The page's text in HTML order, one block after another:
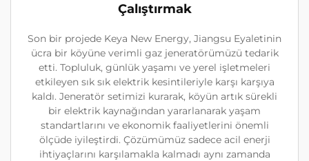
Çalıştırmak
Son bir projede Keya New Energy, Jiangsu Eyaletinin
ücra bir köyüne verimli gaz jeneratörümüzü tedarik
etti. Topluluk, günlük yaşamı ve yerel işletmeleri
etkileyen sık sık elektrik kesintileriyle karşı karşıya
kaldı. Jeneratör setimizi kurarak, köyün artık sürekli
bir elektrik kaynağından yararlanarak yaşam
standartlarını ve ekonomik faaliyetlerini önemli
ölçüde iyileştirdi. Çözümümüz sadece acil enerji
ihtiyaçlarını karşılamakla kalmadı aynı zamanda